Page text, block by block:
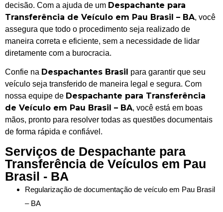
decisão. Com a ajuda de um Despachante para
Transferência de Veículo em Pau Brasil – BA, você
assegura que todo o procedimento seja realizado de
maneira correta e eficiente, sem a necessidade de lidar
diretamente com a burocracia.
Confie na Despachantes Brasil
para garantir que seu
veículo seja transferido de maneira legal e segura. Com
nossa equipe de Despachante para Transferência
de Veículo em Pau Brasil – BA, você está em boas
mãos, pronto para resolver todas as questões documentais
de forma rápida e confiável.
Serviços de Despachante para
Transferência de Veículos em Pau
Brasil - BA
Regularização de documentação de veículo em Pau Brasil
– BA